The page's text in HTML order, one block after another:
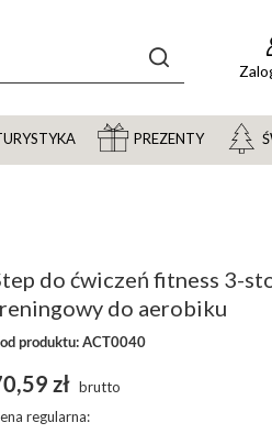
PREZENTY
do ćwiczeń fitness 3-
do aerobiku
produktu: ACT0040
zł brutto
regularna: